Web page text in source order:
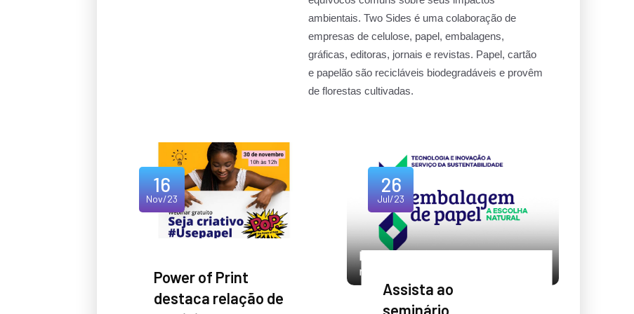
ambientais. Two Sides é uma colaboração de
empresas de celulose, papel, embalagens,
gráficas, editoras, jornais e revistas. Papel, cartão
e papelão são recicláveis biodegradáveis e provêm
de florestas cultivadas.
16
Nov/23
Power of Print
destaca relação de
26
Jul/23
Assista ao
seminário